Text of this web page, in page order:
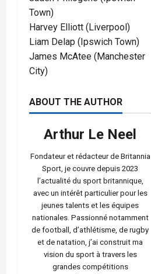
Town)
Harvey Elliott (Liverpool)
Liam Delap (Ipswich Town)
James McAtee (Manchester
City)
ABOUT THE AUTHOR
Arthur Le Neel
Fondateur et rédacteur de Britannia
Sport, je couvre depuis 2023
l’actualité du sport britannique,
avec un intérêt particulier pour les
jeunes talents et les équipes
nationales. Passionné notamment
de football, d’athlétisme, de rugby
et de natation, j’ai construit ma
vision du sport à travers les
grandes compétitions